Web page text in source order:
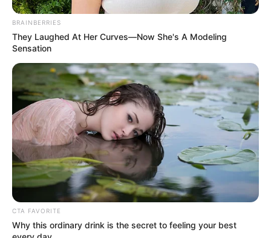
BRAINBERRIES
They Laughed At Her Curves—Now She's A Modeling
Sensation
CTA FAVORITE
Why this ordinary drink is the secret to feeling your best